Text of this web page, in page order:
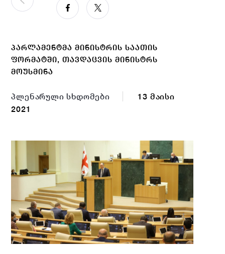
ᲞᲐᲠᲚᲐᲛᲔᲜᲢᲛᲐ ᲛᲘᲜᲘᲡᲢᲠᲘᲡ ᲡᲐᲐᲗᲘᲡ
ᲤᲝᲠᲛᲐᲢᲨᲘ, ᲗᲐᲕᲓᲐᲪᲕᲘᲡ ᲛᲘᲜᲘᲡᲢᲠᲡ
ᲛᲝᲣᲡᲛᲘᲜᲐ
პლენარული სხდომები
13 მაისი
2021